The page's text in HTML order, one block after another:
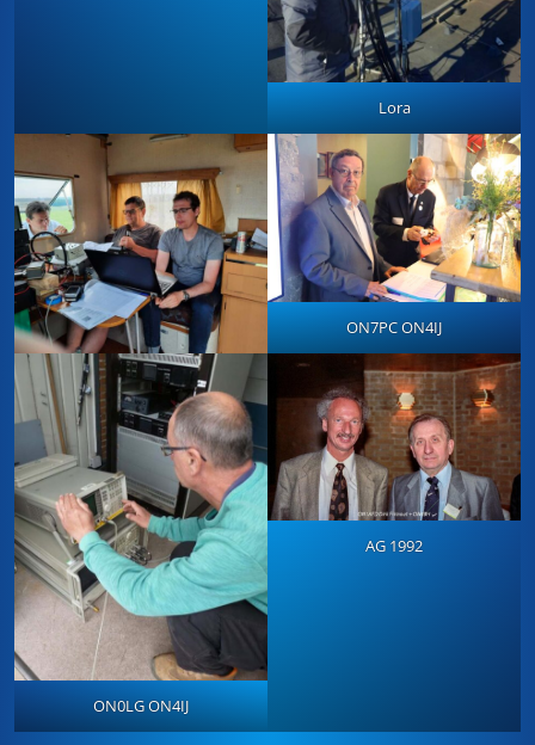
Lora
ON7PC ON4IJ
ON0LG ON4IJ
AG 1992